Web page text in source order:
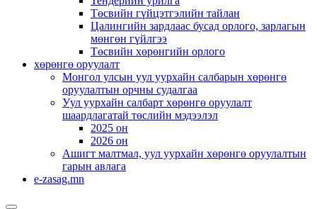
Төсвийн гүйцэтгэлийн тайлан
Цалингийн зардлаас бусад орлого, зарлагын
мөнгөн гүйлгээ
Төсвийн хөрөнгийн орлого
хөрөнгө оруулалт
Монгол улсын уул уурхайн салбарын хөрөнгө
оруулалтын орчны судалгаа
Уул уурхайн салбарт хөрөнгө оруулалт
шаардлагатай төслийн мэдээлэл
2025 он
2026 он
Ашигт малтмал, уул уурхайн хөрөнгө оруулалтын
гарын авлага
e-zasag.mn